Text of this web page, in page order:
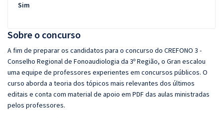
Sobre o concurso
A fim de preparar os candidatos para o concurso do CREFONO 3 -
Conselho Regional de Fonoaudiologia da 3º Região, o Gran escalou
uma equipe de professores experientes em concursos públicos. O
curso aborda a teoria dos tópicos mais relevantes dos últimos
editais e conta com material de apoio em PDF das aulas ministradas
pelos professores.
Sim